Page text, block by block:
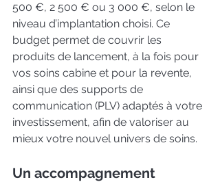
500 €, 2 500 € ou 3 000 €, selon le
niveau d’implantation choisi. Ce
budget permet de couvrir les
produits de lancement, à la fois pour
vos soins cabine et pour la revente,
ainsi que des supports de
communication (PLV) adaptés à votre
investissement, afin de valoriser au
mieux votre nouvel univers de soins.
Un accompagnement